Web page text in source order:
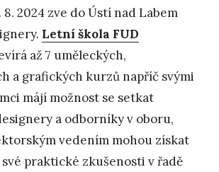
8. 2024 zve do Ústí nad Labem
Letní škola FUD
až 7 uměleckých,
a grafických kurzů napříč svými
májí možnost se setkat
a odborníky v oboru,
vedením mohou získat
praktické zkušenosti v řadě